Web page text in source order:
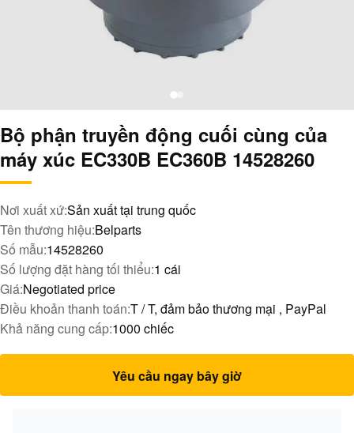
Bộ phận truyền động cuối cùng của
máy xúc EC330B EC360B 14528260
Nơi xuất xứ:Sản xuất tại trung quốc
Tên thương hiệu:Belparts
Số mẫu:14528260
Số lượng đặt hàng tối thiểu:1 cái
Giá:Negotiated price
Điều khoản thanh toán:T / T, đảm bảo thương mại , PayPal
Khả năng cung cấp:1000 chiếc
Yêu cầu ngay bây giờ